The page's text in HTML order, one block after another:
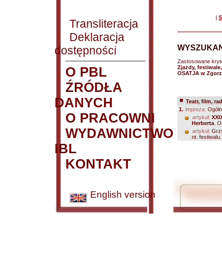
Transliteracja
Deklaracja
dostępności
O PBL
ŹRÓDŁA
DANYCH
O PRACOWNI
WYDAWNICTWO
IBL
KONTAKT
English version
|
Zastosowane
Zjazdy,
OSATJA w
Teatr, film,
1. impreza:
artykuł:
Herberta
artykuł:
nt.